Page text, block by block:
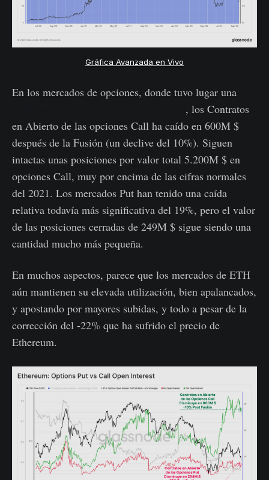
Gráfica Avanzada en Vivo
En los mercados de opciones, donde tuvo lugar una
, los Contratos
en Abierto de las opciones Call ha caído en 600M $
después de la Fusión (un declive del 10%). Siguen
intactas unas posiciones por valor total 5.200M $ en
opciones Call, muy por encima de las cifras normales
del 2021. Los mercados Put han tenido una caída
relativa todavía más significativa del 19%, pero el valor
de las posiciones cerradas de 249M $ sigue siendo una
cantidad mucho más pequeña.
En muchos aspectos, parece que los mercados de ETH
aún mantienen su elevada utilización, bien apalancados,
y apostando por mayores subidas, y todo a pesar de la
corrección del -22% que ha sufrido el precio de
Ethereum.